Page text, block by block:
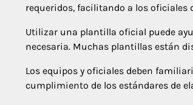
requeridos, facilitando a los
Utilizar una plantilla oficial puede
necesaria. Muchas plantillas están
Los equipos y oficiales deben
cumplimiento de los estándares de